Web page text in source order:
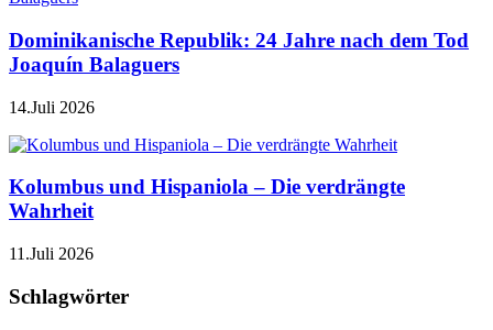
Dominikanische Republik: 24 Jahre nach dem Tod
Joaquín Balaguers
14.Juli 2026
Kolumbus und Hispaniola – Die verdrängte
Wahrheit
11.Juli 2026
Schlagwörter